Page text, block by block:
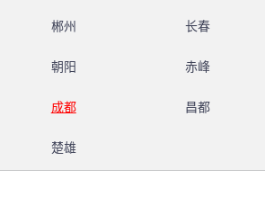
郴州 长春
朝阳 赤峰
成都 昌都
楚雄